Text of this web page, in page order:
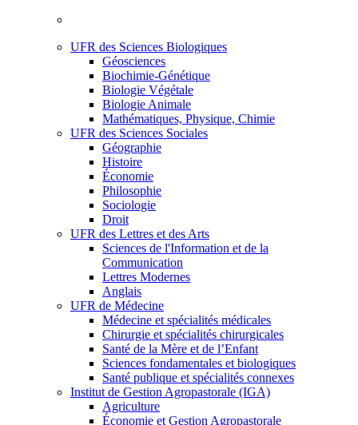
UFR des Sciences Biologiques
Géosciences
Biochimie-Génétique
Biologie Végétale
Biologie Animale
Mathématiques, Physique, Chimie
UFR des Sciences Sociales
Géographie
Histoire
Économie
Philosophie
Sociologie
Droit
UFR des Lettres et des Arts
Sciences de l'Information et de la
Communication
Lettres Modernes
Anglais
UFR de Médecine
Médecine et spécialités médicales
Chirurgie et spécialités chirurgicales
Santé de la Mère et de l’Enfant
Sciences fondamentales et biologiques
Santé publique et spécialités connexes
Institut de Gestion Agropastorale (IGA)
Agriculture
Économie et Gestion Agropastorale